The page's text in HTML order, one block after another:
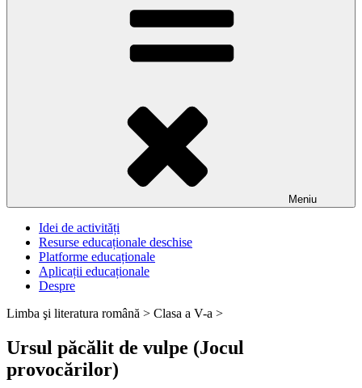
Meniu
Idei de activități
Resurse educaționale deschise
Platforme educaționale
Aplicații educaționale
Despre
Limba şi literatura română > Clasa a V-a >
Ursul păcălit de vulpe (Jocul
provocărilor)